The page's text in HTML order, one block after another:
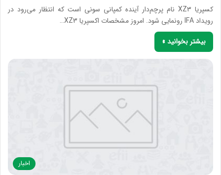
کسپریا XZ۳ نام پرچم‌دار آینده کمپانی سونی است که انتظار می‌رود در
رویداد IFA رونمایی شود. امروز مشخصات اکسپریا XZ3…
بیشتر بخوانید »
اخبار